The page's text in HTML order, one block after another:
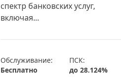
спектр банковских услуг,
включая...
Обслуживание:
Бесплатно